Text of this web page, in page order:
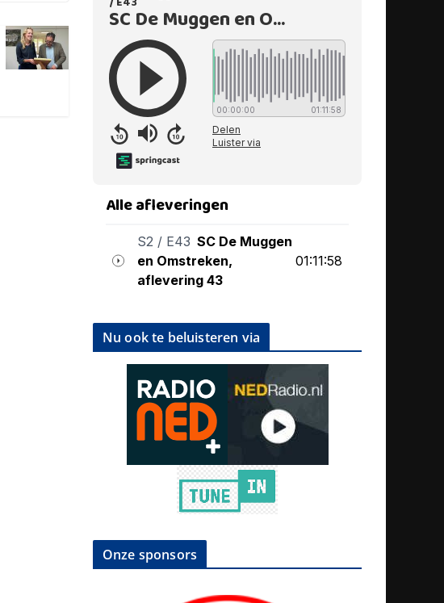
Nu ook te beluisteren via
Onze sponsors